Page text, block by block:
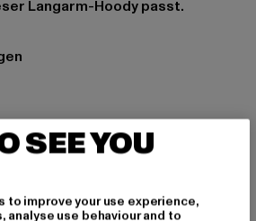
Langarm-Hoody passt.
- Hoodies
100% Baumwolle
SEE YOU
to improve your use experience,
analyse use behaviour and to